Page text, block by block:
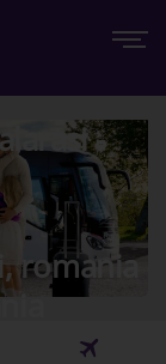
-
romania
󰀝